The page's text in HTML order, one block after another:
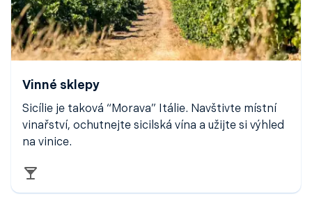
Vinné sklepy
Sicílie je taková “Morava” Itálie. Navštivte místní
vinařství, ochutnejte sicilská vína a užijte si výhled
na vinice.